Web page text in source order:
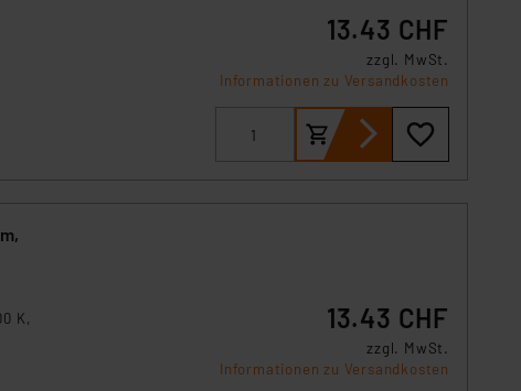
Land mit unzureichendem
personenbezogene
Europäer bestehen.
13.43 CHF
zzgl. MwSt.
Informationen zu Versandkosten
K,
13.43 CHF
zzgl. MwSt.
Informationen zu Versandkosten